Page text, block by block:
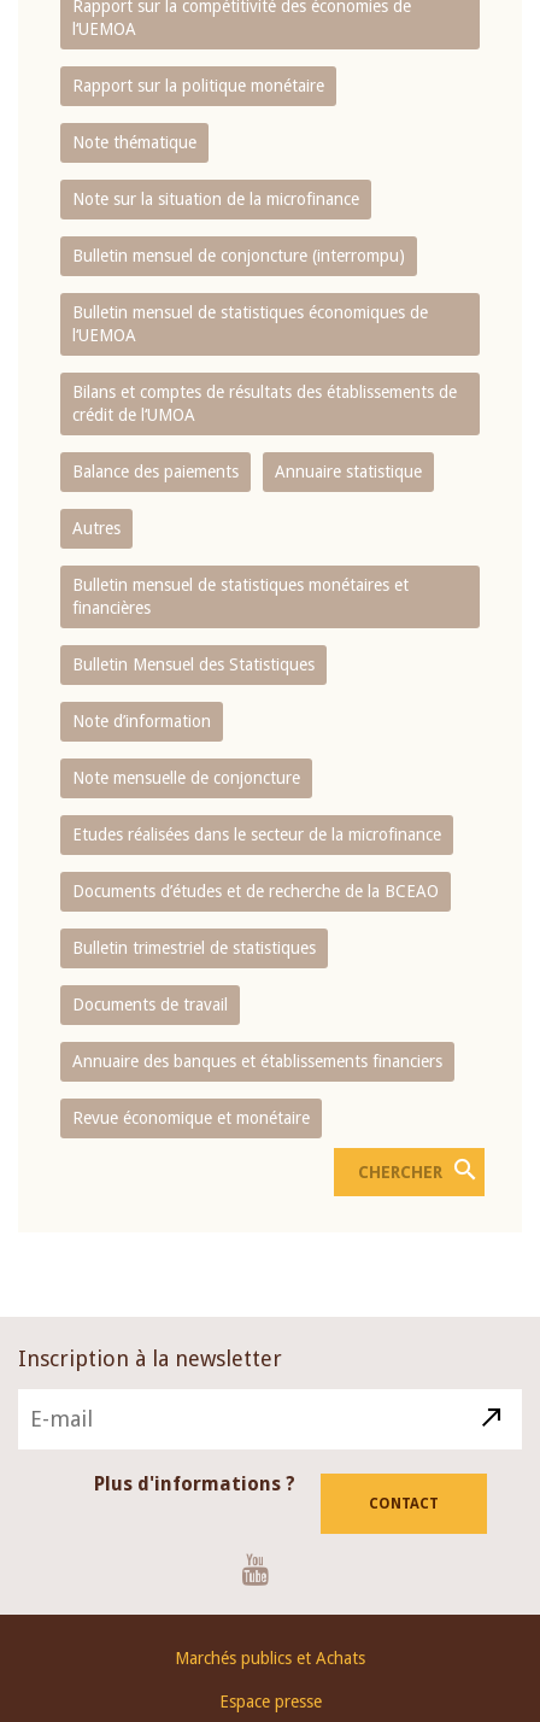
Rapport sur la compétitivité des économies de
l‘UEMOA
Rapport sur la politique monétaire
Note thématique
Note sur la situation de la microfinance
Bulletin mensuel de conjoncture (interrompu)
Bulletin mensuel de statistiques économiques de
l‘UEMOA
Bilans et comptes de résultats des établissements de
crédit de l‘UMOA
Balance des paiements Annuaire statistique
Autres
Bulletin mensuel de statistiques monétaires et
financières
Bulletin Mensuel des Statistiques
Note d’information
Note mensuelle de conjoncture
Etudes réalisées dans le secteur de la microfinance
Documents d’études et de recherche de la BCEAO
Bulletin trimestriel de statistiques
Documents de travail
Annuaire des banques et établissements financiers
Revue économique et monétaire
Inscription à la newsletter
Plus d'informations ?
CONTACT
Marchés publics et Achats
Espace presse